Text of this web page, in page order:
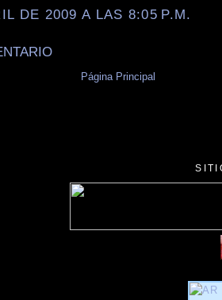
DE 2009 A LAS 8:05 P.M.
Página Principal